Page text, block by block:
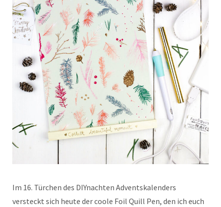
Im 16. Türchen des DIYnachten Adventskalenders
versteckt sich heute der coole Foil Quill Pen, den ich euch